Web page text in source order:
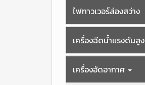
ไฟทาวเวอร์ส่องสว่าง
เครื่องฉีดน้ำแรงดันสูง
เครื่องอัดอากาศ